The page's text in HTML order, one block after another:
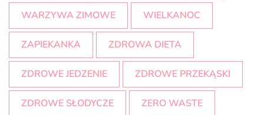
WARZYWA ZIMOWE WIELKANOC
ZAPIEKANKA ZDROWA DIETA
ZDROWE JEDZENIE ZDROWE PRZEKĄSKI
ZDROWE SŁODYCZE ZERO WASTE